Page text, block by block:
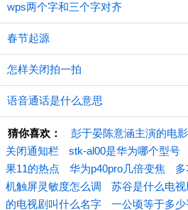
wps两个字和三个字对齐
春节起源
怎样关闭拍一拍
语音通话是什么意思
猜你喜欢： 彭于晏陈意涵主演的电影
关闭通知栏
stk-al00是华为哪个型号
果11的热点
华为p40pro几倍变焦
机触屏灵敏度怎么调
苏谷是什么电视
的电视剧叫什么名字
一公顷等于多